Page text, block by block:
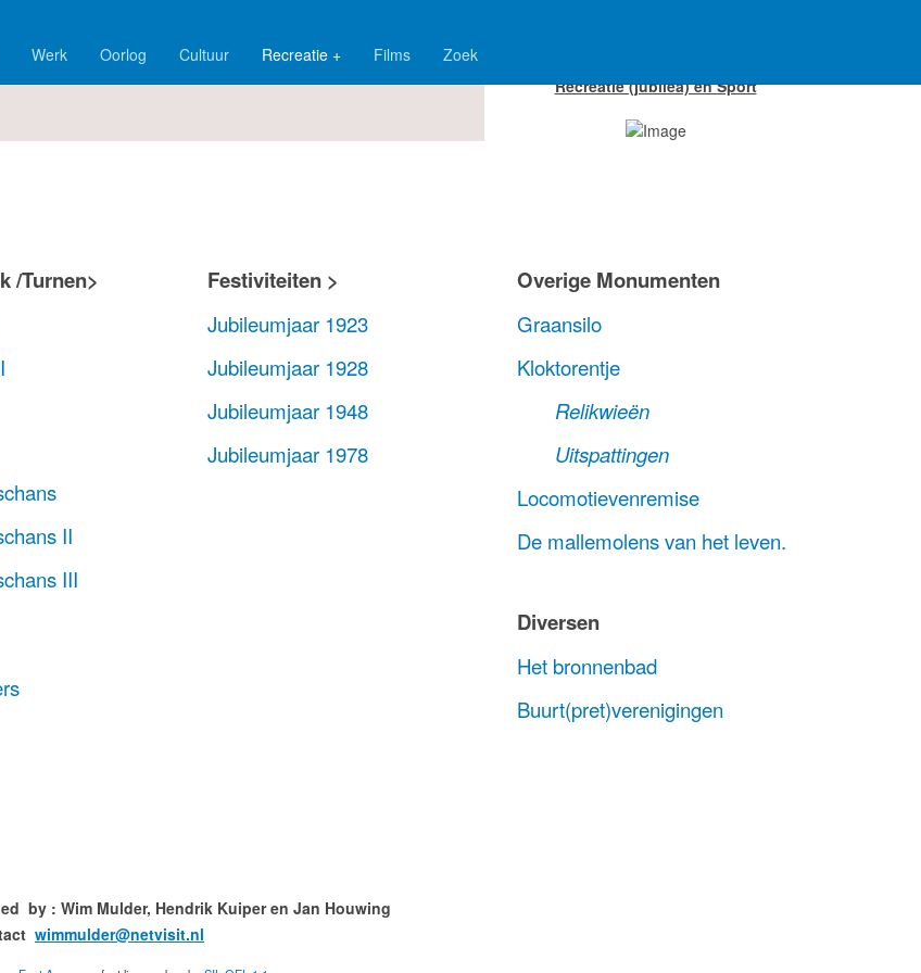
Werk Oorlog Cultuur Recreatie + Films
Zoek
Recreatie (jubilea) en Sport
/Turnen>
II
III
Festiviteiten >
Jubileumjaar 1923
Jubileumjaar 1928
Jubileumjaar 1948
Jubileumjaar 1978
Overige Monumenten
Graansilo
Kloktorentje
Relikwieën
Uitspattingen
Locomotievenremise
De mallemolens van het leven.
Diversen
Het bronnenbad
Buurt(pret)verenigingen
: Wim Mulder, Hendrik Kuiper en Jan Houwing
wimmulder@netvisit.nl